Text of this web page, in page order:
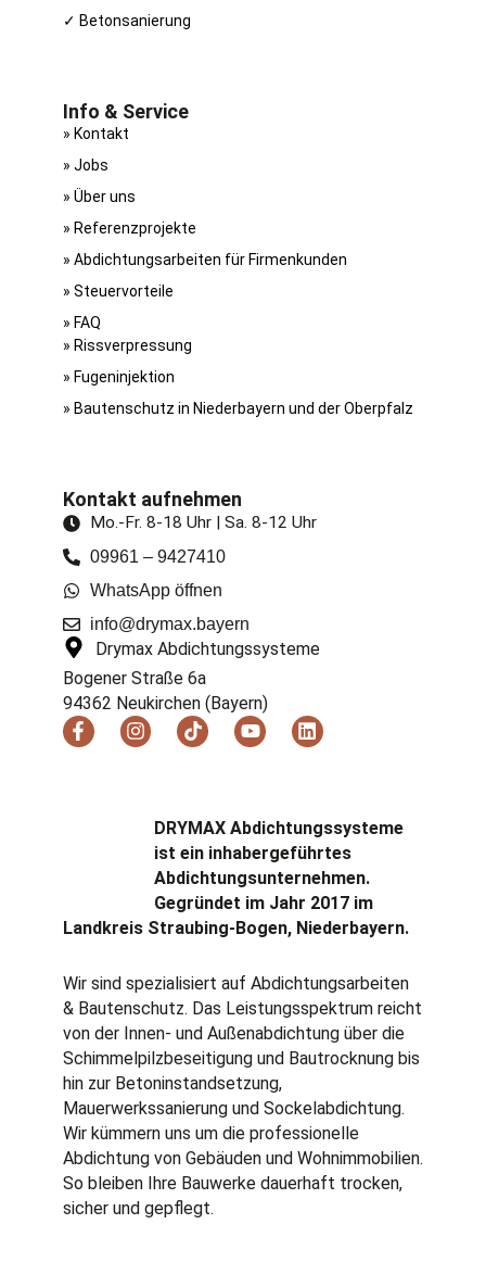
DRYMAX Abdichtungssysteme
ist ein inhabergeführtes
Abdichtungs­unternehmen.
Gegründet im Jahr 2017 im
Landkreis Straubing-Bogen, Niederbayern.
Wir sind spezialisiert auf Abdichtungsarbeiten
& Bautenschutz. Das Leistungsspektrum reicht
von der Innen- und Außenabdichtung über die
Schimmelpilzbeseitigung und Bautrocknung bis
hin zur Betoninstandsetzung,
Mauerwerkssanierung und Sockelabdichtung.
Wir kümmern uns um die professionelle
Abdichtung von Gebäuden und Wohnimmobilien.
So bleiben Ihre Bauwerke dauerhaft trocken,
sicher und gepflegt.
✓ Betonsanierung
Info & Service
» Kontakt
» Jobs
» Über uns
» Referenzprojekte
» Abdichtungsarbeiten für Firmenkunden
» Steuervorteile
» FAQ
» Riss­verpressung
» Fugen­injektion
» Bautenschutz in Niederbayern und der Oberpfalz
Kontakt aufnehmen
Mo.-Fr. 8-18 Uhr | Sa. 8-12 Uhr
09961 – 9427410
WhatsApp öffnen
info@drymax.bayern
Drymax Abdichtungssysteme
Bogener Straße 6a
94362 Neukirchen (Bayern)
F
a
I
n
T
i
k
Y
o
b
L
i
d
i
n